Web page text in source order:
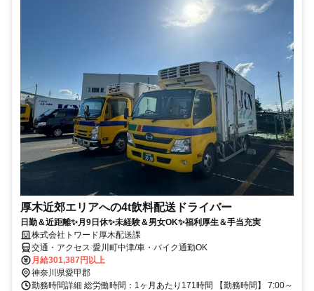
厚木近郊エリアへの4t飲料配送ドライバー
日勤＆近距離✨月9日休✨未経験＆男女OK✨福利厚生＆手当充実
株式会社トワード厚木配送課
交通・アクセス 愛川町中津/車・バイク通勤OK
月給301,387円以上
神奈川県愛甲郡
勤務時間詳細 総労働時間：1ヶ月あたり171時間 【勤務時間】 7:00～